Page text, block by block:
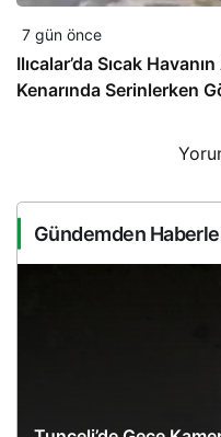
7 gün önce
Ilıcalar’da Sıcak
Kenarında Serinlerken
Gündemden